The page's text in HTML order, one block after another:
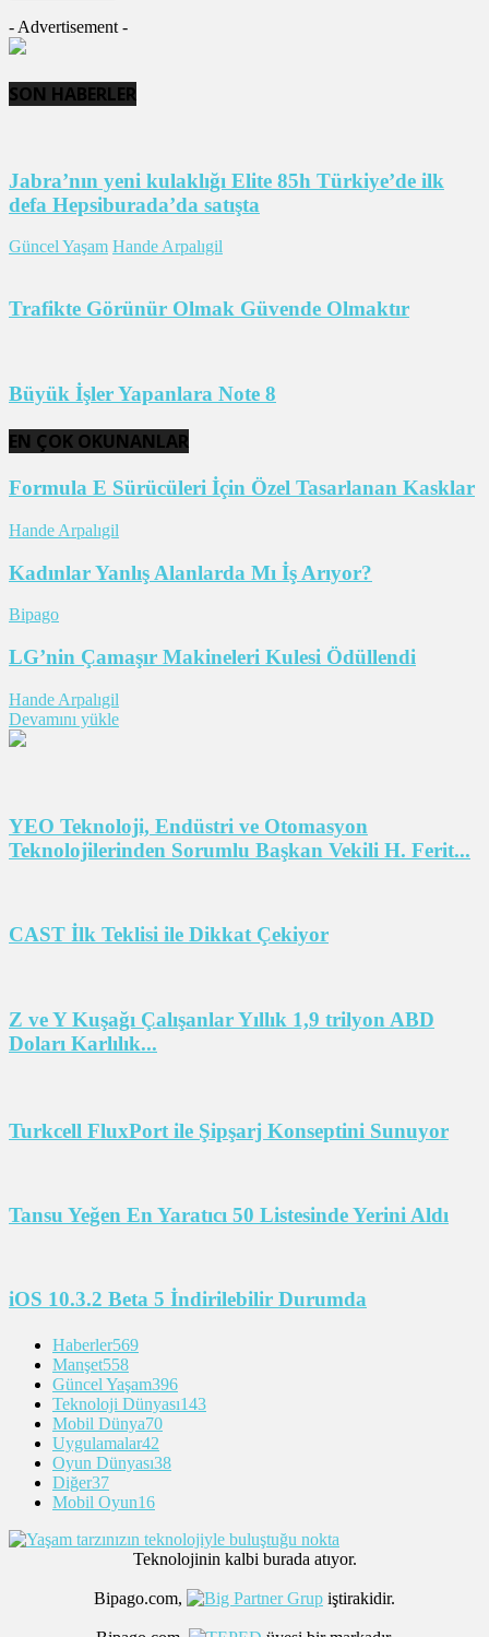
- Advertisement -
SON HABERLER
Jabra’nın yeni kulaklığı Elite 85h Türkiye’de ilk
defa Hepsiburada’da satışta
Güncel Yaşam Hande Arpalıgil
Trafikte Görünür Olmak Güvende Olmaktır
Büyük İşler Yapanlara Note 8
EN ÇOK OKUNANLAR
Formula E Sürücüleri İçin Özel Tasarlanan Kasklar
Hande Arpalıgil
Kadınlar Yanlış Alanlarda Mı İş Arıyor?
Bipago
LG’nin Çamaşır Makineleri Kulesi Ödüllendi
Hande Arpalıgil
Devamını yükle
YEO Teknoloji, Endüstri ve Otomasyon
Teknolojilerinden Sorumlu Başkan Vekili H. Ferit...
CAST İlk Teklisi ile Dikkat Çekiyor
Z ve Y Kuşağı Çalışanlar Yıllık 1,9 trilyon ABD
Doları Karlılık...
Turkcell FluxPort ile Şipşarj Konseptini Sunuyor
Tansu Yeğen En Yaratıcı 50 Listesinde Yerini Aldı
iOS 10.3.2 Beta 5 İndirilebilir Durumda
Haberler569
Manşet558
Güncel Yaşam396
Teknoloji Dünyası143
Mobil Dünya70
Uygulamalar42
Oyun Dünyası38
Diğer37
Mobil Oyun16
Teknolojinin kalbi burada atıyor.
Bipago.com, iştirakidir.